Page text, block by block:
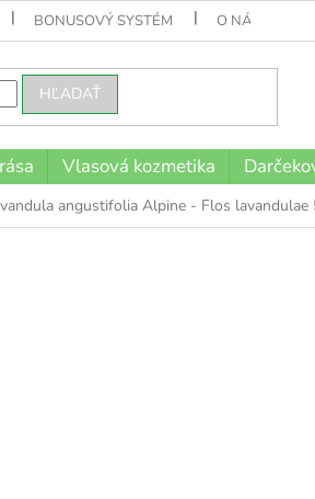
BONUSOVÝ SYSTÉM O NÁS
HĽADAŤ
Vlasová kozmetika
angustifolia Alpine - Flos lavandulae